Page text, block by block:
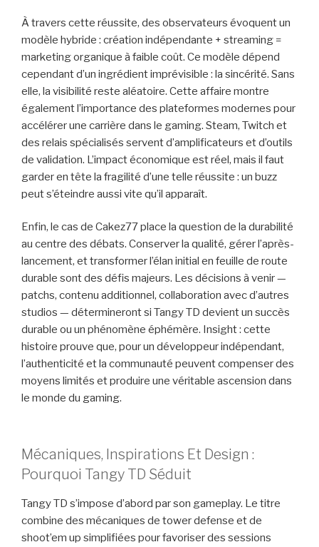
À travers cette réussite, des observateurs évoquent un
modèle hybride : création indépendante + streaming =
marketing organique à faible coût. Ce modèle dépend
cependant d’un ingrédient imprévisible : la sincérité. Sans
elle, la visibilité reste aléatoire. Cette affaire montre
également l’importance des plateformes modernes pour
accélérer une carrière dans le gaming. Steam, Twitch et
des relais spécialisés servent d’amplificateurs et d’outils
de validation. L’impact économique est réel, mais il faut
garder en tête la fragilité d’une telle réussite : un buzz
peut s’éteindre aussi vite qu’il apparaît.
Enfin, le cas de Cakez77 place la question de la durabilité
au centre des débats. Conserver la qualité, gérer l’après-
lancement, et transformer l’élan initial en feuille de route
durable sont des défis majeurs. Les décisions à venir —
patchs, contenu additionnel, collaboration avec d’autres
studios — détermineront si Tangy TD devient un succès
durable ou un phénomène éphémère. Insight : cette
histoire prouve que, pour un développeur indépendant,
l’authenticité et la communauté peuvent compenser des
moyens limités et produire une véritable ascension dans
le monde du gaming.
Mécaniques, Inspirations Et Design :
Pourquoi Tangy TD Séduit
Tangy TD s’impose d’abord par son gameplay. Le titre
combine des mécaniques de tower defense et de
shoot’em up simplifiées pour favoriser des sessions